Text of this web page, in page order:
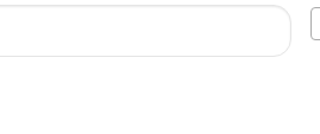
ontvangen over het
informeren u graag, gratis en
kosten om een optreden van Koos